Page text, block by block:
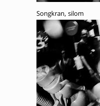
Songkran, silom